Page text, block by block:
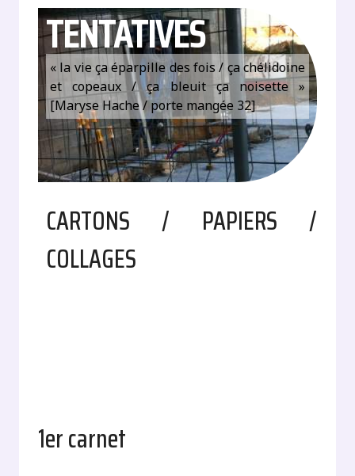
TENTATIVES
« la vie ça éparpille des fois / ça chélidoine
et copeaux / ça bleuit ça noisette »
[Maryse Hache / porte mangée 32]
CARTONS / PAPIERS /
COLLAGES
1er carnet